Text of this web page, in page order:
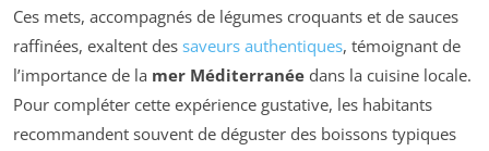
Ces mets, accompagnés de légumes croquants et de sauces
raffinées, exaltent des saveurs authentiques, témoignant de
l’importance de la mer Méditerranée dans la cuisine locale.
Pour compléter cette expérience gustative, les habitants
recommandent souvent de déguster des boissons typiques